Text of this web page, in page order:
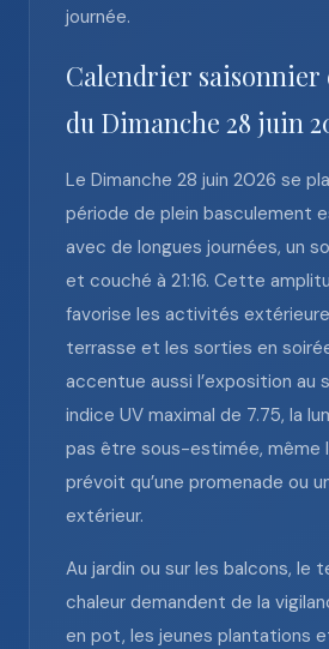
journée.
Calendrier saisonnier
du Dimanche 28 juin
Le Dimanche 28 juin 2026 se
période de plein basculement
avec de longues journées, un
et couché à 21:16. Cette
favorise les activités
terrasse et les sorties en
accentue aussi l’exposition au
indice UV maximal de 7.75, la
pas être sous-estimée, même
prévoit qu’une promenade ou
extérieur.
Au jardin ou sur les balcons, le
chaleur demandent de la
en pot, les jeunes plantations